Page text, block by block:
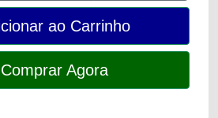
ao Carrinho
Comprar Agora